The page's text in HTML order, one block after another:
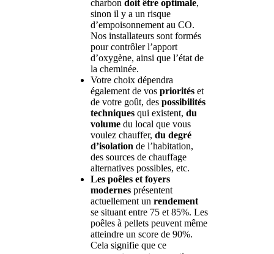
charbon doit être optimale,
sinon il y a un risque
d’empoisonnement au CO.
Nos installateurs sont formés
pour contrôler l’apport
d’oxygène, ainsi que l’état de
la cheminée.
Votre choix dépendra
également de vos priorités et
de votre goût, des possibilités
techniques qui existent, du
volume du local que vous
voulez chauffer, du degré
d’isolation de l’habitation,
des sources de chauffage
alternatives possibles, etc.
Les poêles et foyers
modernes présentent
actuellement un rendement
se situant entre 75 et 85%. Les
poêles à pellets peuvent même
atteindre un score de 90%.
Cela signifie que ce